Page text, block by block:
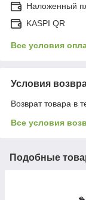
Наложенный
KASPI QR
Все условия
Условия
Возврат товара в
Все условия
Подобные